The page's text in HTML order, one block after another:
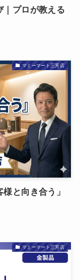
｜プロが教える
マミーマート三芳店
と向き合う」
マミーマート三芳店